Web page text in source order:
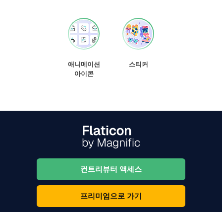
애니메이션
아이콘
스티커
컨트리뷰터 액세스
프리미엄으로 가기